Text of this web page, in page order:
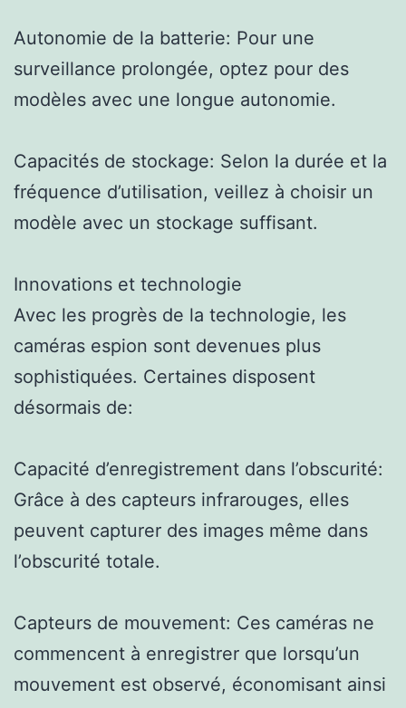
Autonomie de la batterie: Pour une
surveillance prolongée, optez pour des
modèles avec une longue autonomie.
Capacités de stockage: Selon la durée et la
fréquence d’utilisation, veillez à choisir un
modèle avec un stockage suffisant.
Innovations et technologie
Avec les progrès de la technologie, les
caméras espion sont devenues plus
sophistiquées. Certaines disposent
désormais de:
Capacité d’enregistrement dans l’obscurité:
Grâce à des capteurs infrarouges, elles
peuvent capturer des images même dans
l’obscurité totale.
Capteurs de mouvement: Ces caméras ne
commencent à enregistrer que lorsqu’un
mouvement est observé, économisant ainsi